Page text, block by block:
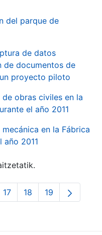
del parque de
de datos
de documentos de
proyecto piloto
obras civiles en la
el año 2011
en la Fábrica
año 2011
Use TAB to navigate.
Orrialdea
17 Orrialdea
18 Orrialdea
19